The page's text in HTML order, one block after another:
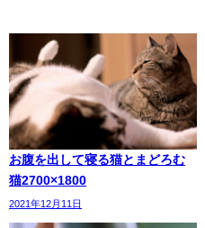
お腹を出して寝る猫とまどろむ
猫2700×1800
2021年12月11日